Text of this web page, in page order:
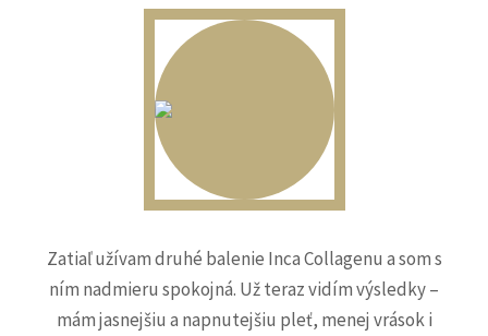
Zatiaľ užívam druhé balenie Inca Collagenu a som s
ním nadmieru spokojná. Už teraz vidím výsledky –
mám jasnejšiu a napnutejšiu pleť, menej vrások i